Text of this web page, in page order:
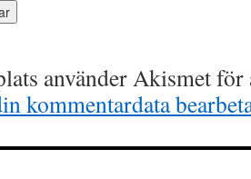
använder Akismet
kommentardata